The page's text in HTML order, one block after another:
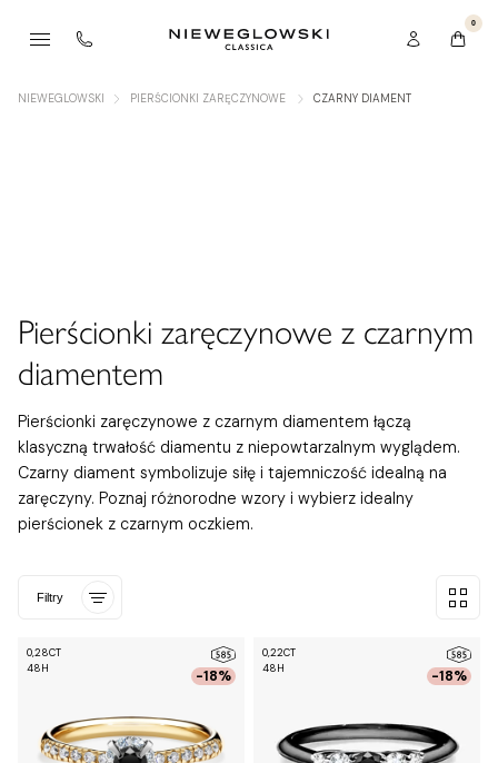
0
NIEWEGLOWSKI PIERŚCIONKI ZARĘCZYNOWE CZARNY DIAMENT
Pierścionki zaręczynowe z czarnym
diamentem
Pierścionki zaręczynowe z czarnym diamentem łączą
klasyczną trwałość diamentu z niepowtarzalnym wyglądem.
Czarny diament symbolizuje siłę i tajemniczość idealną na
zaręczyny. Poznaj różnorodne wzory i wybierz idealny
pierścionek z czarnym oczkiem.
Filtry
-18%
0,28CT
48H
-18%
0,22CT
48H